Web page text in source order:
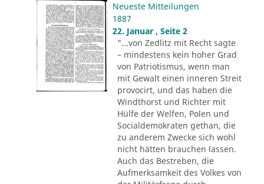
Neueste Mitteilungen
1887
22. Januar , Seite 2
"...von Zedlitz mit Recht sagte
– mindestens kein hoher Grad
von Patriotismus, wenn man
mit Gewalt einen inneren Streit
provocirt, und das haben die
Windthorst und Richter mit
Hülfe der Welfen, Polen und
Socialdemokraten gethan, die
zu anderem Zwecke sich wohl
nicht hätten brauchen lassen.
Auch das Bestreben, die
Aufmerksamkeit des Volkes von